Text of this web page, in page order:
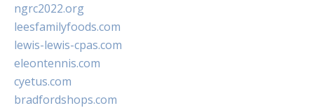
ngrc2022.org
leesfamilyfoods.com
lewis-lewis-cpas.com
eleontennis.com
cyetus.com
bradfordshops.com